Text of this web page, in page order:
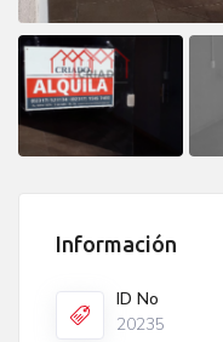
Información
ID No
20235